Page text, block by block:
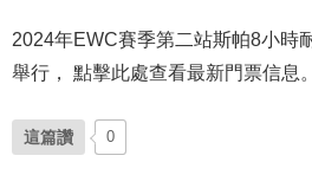
2024年EWC賽季第二站斯帕8小時
舉行， 點擊此處查看最新門票信息。
這篇讚 0